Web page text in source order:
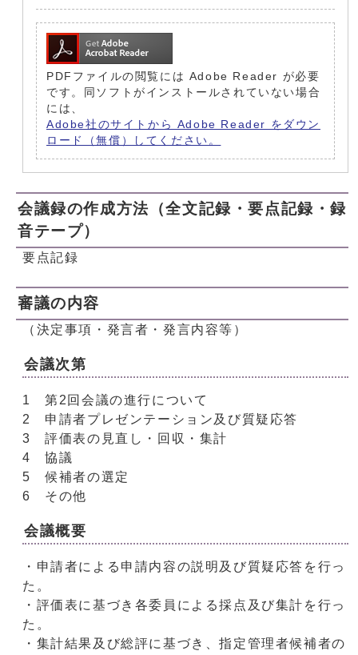
PDFファイルの閲覧には Adobe Reader が必要
です。同ソフトがインストールされていない場合
には、
Adobe社のサイトから Adobe Reader をダウン
ロード（無償）してください。
会議録の作成方法（全文記録・要点記録・録
音テープ）
要点記録
審議の内容
（決定事項・発言者・発言内容等）
会議次第
1 第2回会議の進行について
2 申請者プレゼンテーション及び質疑応答
3 評価表の見直し・回収・集計
4 協議
5 候補者の選定
6 その他
会議概要
・申請者による申請内容の説明及び質疑応答を行っ
た。
・評価表に基づき各委員による採点及び集計を行っ
た。
・集計結果及び総評に基づき、指定管理者候補者の